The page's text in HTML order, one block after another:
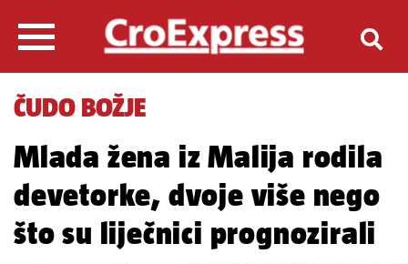
ČUDO BOŽJE
Mlada žena iz Malija rodila
devetorke, dvoje više nego
što su liječnici prognozirali